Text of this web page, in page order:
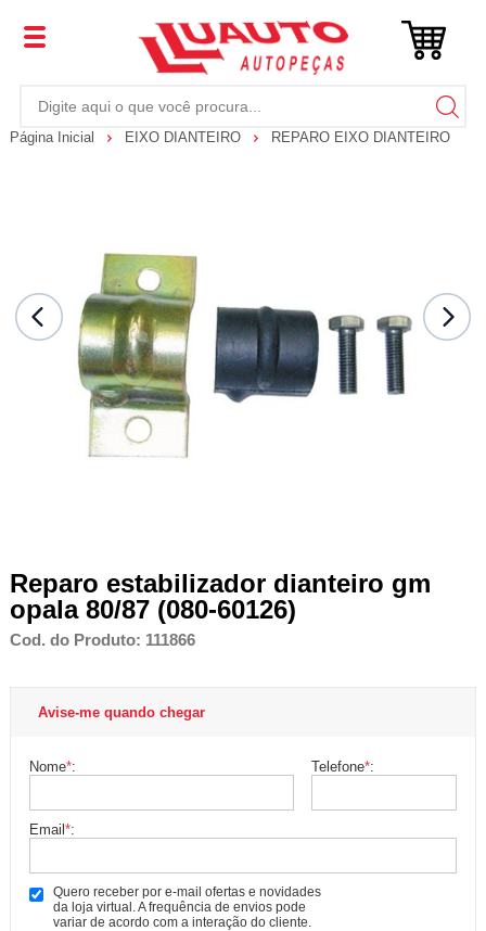
Página Inicial EIXO DIANTEIRO REPARO EIXO DIANTEIRO
Reparo estabilizador dianteiro gm
opala 80/87 (080-60126)
Cod. do Produto: 111866
Avise-me quando chegar
Nome*: Telefone*:
Email*:
Quero receber por e-mail ofertas e novidades
da loja virtual. A frequência de envios pode
variar de acordo com a interação do cliente.